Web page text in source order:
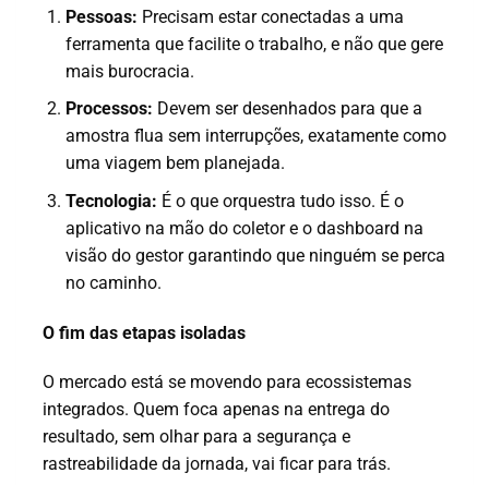
Pessoas: Precisam estar conectadas a uma
ferramenta que facilite o trabalho, e não que gere
mais burocracia.
Processos: Devem ser desenhados para que a
amostra flua sem interrupções, exatamente como
uma viagem bem planejada.
Tecnologia: É o que orquestra tudo isso. É o
aplicativo na mão do coletor e o dashboard na
visão do gestor garantindo que ninguém se perca
no caminho.
O fim das etapas isoladas
O mercado está se movendo para ecossistemas
integrados. Quem foca apenas na entrega do
resultado, sem olhar para a segurança e
rastreabilidade da jornada, vai ficar para trás.